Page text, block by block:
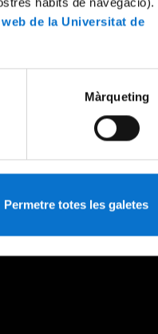
de la Universitat de
Màrqueting
Permetre totes les galetes